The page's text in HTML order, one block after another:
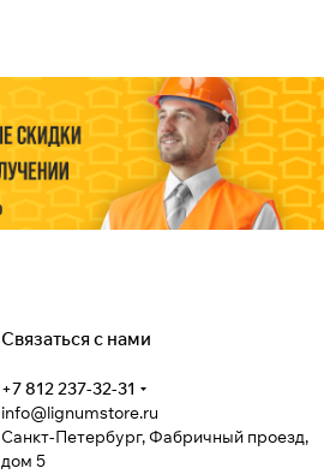
Связаться с нами
+7 812 237-32-31
info@lignumstore.ru
Санкт-Петербург, Фабричный проезд,
дом 5